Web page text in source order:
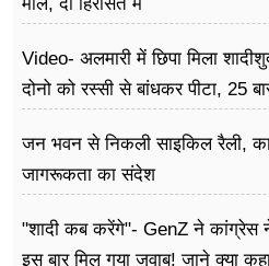
Video- अलमारी में छिपा मिला
दोनो को रस्सी से बांधकर पीटा, 25
जन भवन से निकली साइकिल रैली,
जागरूकता का संदेश
"शादी कब करेंगे"- GenZ ने कांग्रेस
इस बार मिल गया जवाब! जाने क्या